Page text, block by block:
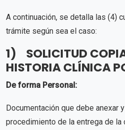
A continuación, se detalla las (4)
trámite según sea el caso:
1) SOLICITUD
HISTORIA CLÍNICA
De forma Personal:
Documentación que debe anexar
procedimiento de la entrega de la